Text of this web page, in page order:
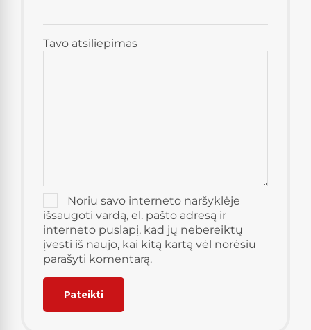
Tavo atsiliepimas
Noriu savo interneto naršyklėje
išsaugoti vardą, el. pašto adresą ir
interneto puslapį, kad jų nebereiktų
įvesti iš naujo, kai kitą kartą vėl norėsiu
parašyti komentarą.